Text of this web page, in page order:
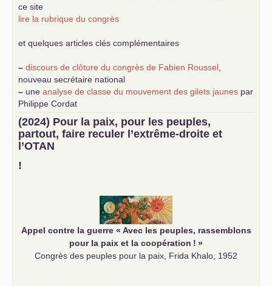
ce site
lire la rubrique du congrès
et quelques articles clés complémentaires
– discours de clôture du congrès de Fabien Roussel
nouveau secrétaire national
– une analyse de classe du mouvement des gilets jaunes par
Philippe Cordat
–
un texte de Jean-Claude Delaunay
le marxisme est la
science sociale de notre temps
–un appel proposé aux partis communistes et ouvrier
d’Europe
–
(2024) Pour la paix, pour les peuples,
partout, faire reculer l’extrême-droite et
l’OTAN
!
Appel contre la guerre « Avec les peuples, rassemblons
pour la paix et la coopération ! »
Congrès des peuples pour la paix, Frida Khalo, 1952